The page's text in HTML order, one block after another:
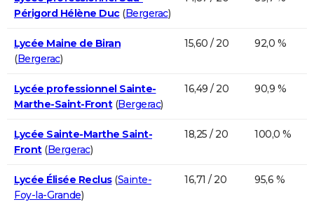
Périgord Hélène Duc(Bergerac)
Lycée Maine de Biran
(Bergerac)
15,60 / 20 92,0 %
Lycée professionnel Sainte-
Marthe-Saint-Front(Bergerac)
16,49 / 20 90,9 %
Lycée Sainte-Marthe Saint-
Front(Bergerac)
18,25 / 20 100,0 %
Lycée Élisée Reclus(Sainte-
Foy-la-Grande)
16,71 / 20 95,6 %